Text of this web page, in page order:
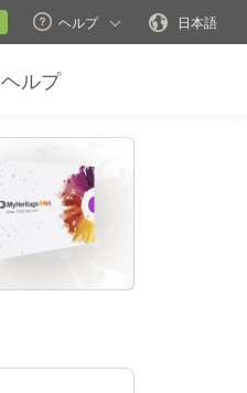
ヘルプ 日本語
ヘルプ